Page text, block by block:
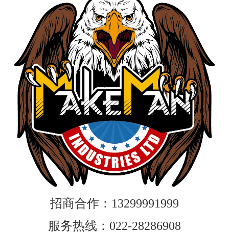
招商合作：13299991999
服务热线：022-28286908